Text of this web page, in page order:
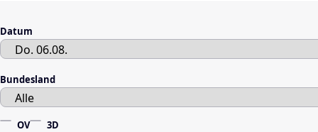
Datum
Bundesland
OV 3D